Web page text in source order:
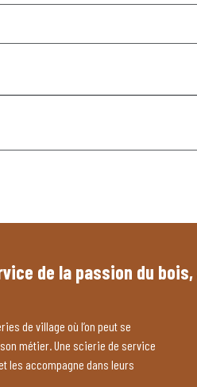
de la passion du bois,
de village où l’on peut se
métier. Une scierie de service
les accompagne dans leurs